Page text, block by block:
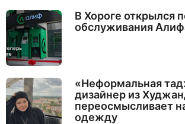
В Хороге открылся
обслуживания
«Неформальная
дизайнер из
переосмысливает
одежду